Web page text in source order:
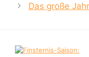
Das große